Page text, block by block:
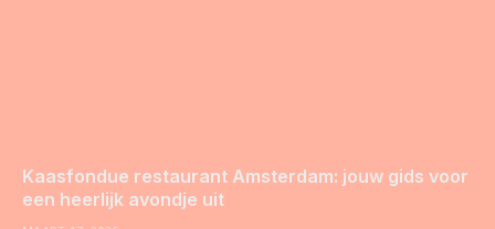
Kaasfondue restaurant Amsterdam: jouw gids voor
een heerlijk avondje uit